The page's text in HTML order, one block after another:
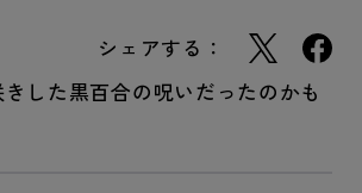
シェアする：
した黒百合の呪いだったのかも